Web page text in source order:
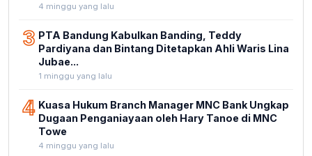
4 minggu yang lalu
3 PTA Bandung Kabulkan Banding, Teddy
Pardiyana dan Bintang Ditetapkan Ahli Waris Lina
Jubae...
1 minggu yang lalu
4 Kuasa Hukum Branch Manager MNC Bank Ungkap
Dugaan Penganiayaan oleh Hary Tanoe di MNC
Towe
4 minggu yang lalu